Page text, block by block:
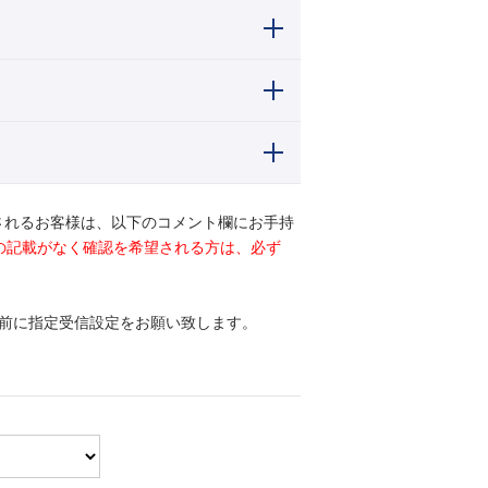
るお客様は、以下のコメント欄にお手持
載がなく確認を希望される方は、必ず
指定受信設定をお願い致します。